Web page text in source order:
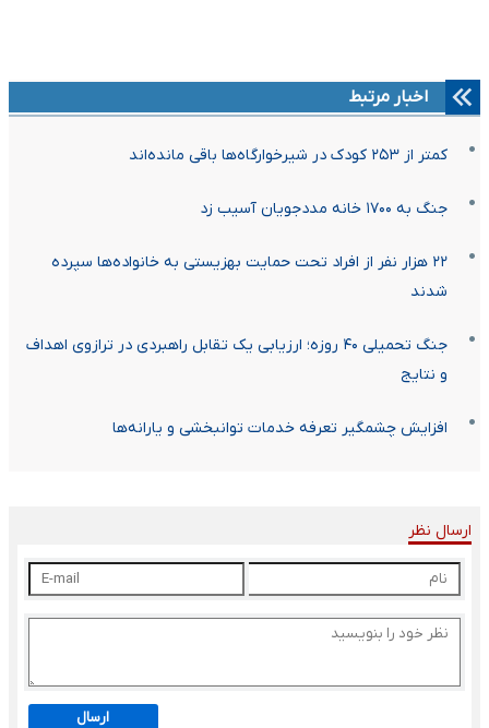
اخبار مرتبط
کمتر از ۲۵۳ کودک در شیرخوارگاه‌ها باقی مانده‌اند
جنگ به ۱۷۰۰ خانه مددجویان آسیب زد
۲۲ هزار نفر از افراد تحت حمایت بهزیستی به خانواده‌ها سپرده
شدند
جنگ تحمیلی ۴۰ روزه؛ ارزیابی یک تقابل راهبردی در ترازوی اهداف
و نتایج
افزایش چشمگیر تعرفه خدمات توانبخشی و یارانه‌ها
ارسال نظر
ارسال